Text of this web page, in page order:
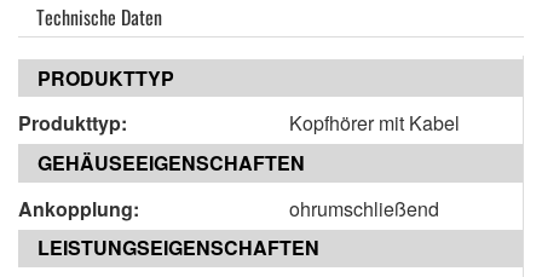
Technische Daten
PRODUKTTYP
Produkttyp:
Kopfhörer mit Kabel
GEHÄUSEEIGENSCHAFTEN
Ankopplung:
ohrumschließend
LEISTUNGSEIGENSCHAFTEN